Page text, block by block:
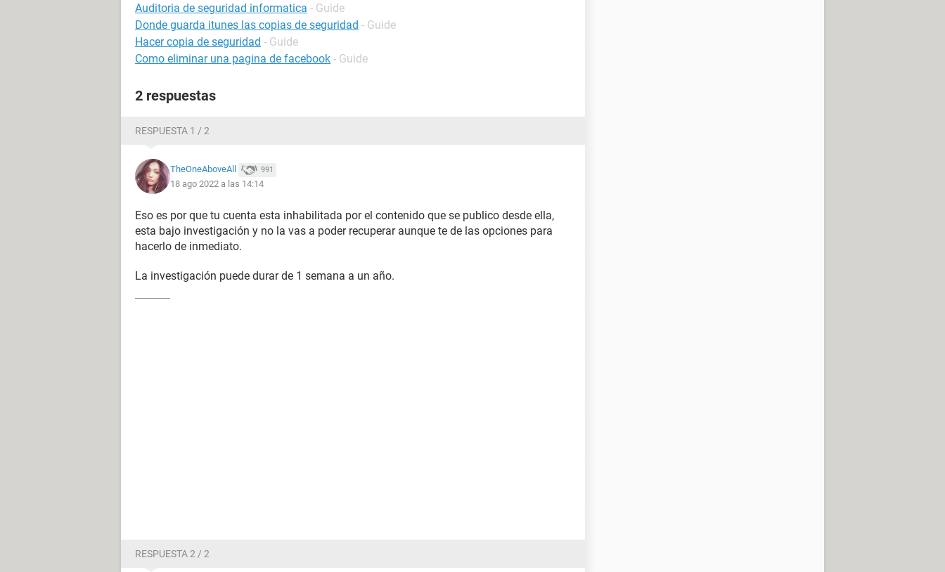
Auditoria de seguridad informatica - Guide
Donde guarda itunes las copias de seguridad - Guide
Hacer copia de seguridad - Guide
Como eliminar una pagina de facebook - Guide
2 respuestas
RESPUESTA 1 / 2
TheOneAboveAll 991
18 ago 2022 a las 14:14
Eso es por que tu cuenta esta inhabilitada por el contenido que se publico desde ella,
esta bajo investigación y no la vas a poder recuperar aunque te de las opciones para
hacerlo de inmediato.
La investigación puede durar de 1 semana a un año.
RESPUESTA 2 / 2